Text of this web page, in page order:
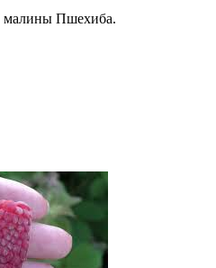
малины Пшехиба.